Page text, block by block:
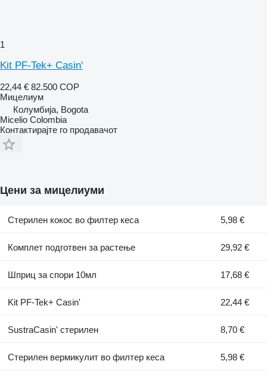
1
Kit PF-Tek+ Casin'
22,44 € 82.500 COP
Мицелиум
Колумбија, Bogota
Micelio Colombia
Контактирајте го продавачот
Цени за мицелиуми
Стерилен кокос во филтер кеса 5,98 €
Комплет подготвен за растење 29,92 €
Шприц за спори 10мл 17,68 €
Kit PF-Tek+ Casin' 22,44 €
SustraCasin' стерилен 8,70 €
Стерилен вермикулит во филтер кеса 5,98 €